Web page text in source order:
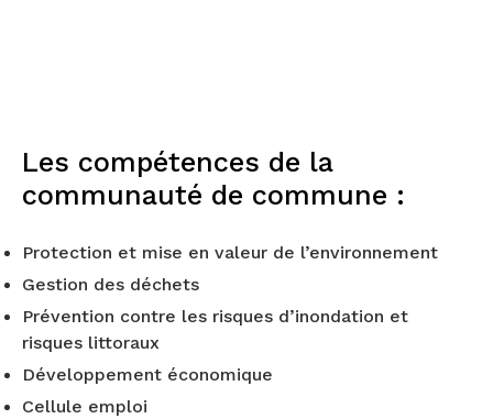
Les compétences de la
communauté de commune :
Protection et mise en valeur de l’environnement
Gestion des déchets
Prévention contre les risques d’inondation et
risques littoraux
Développement économique
Cellule emploi